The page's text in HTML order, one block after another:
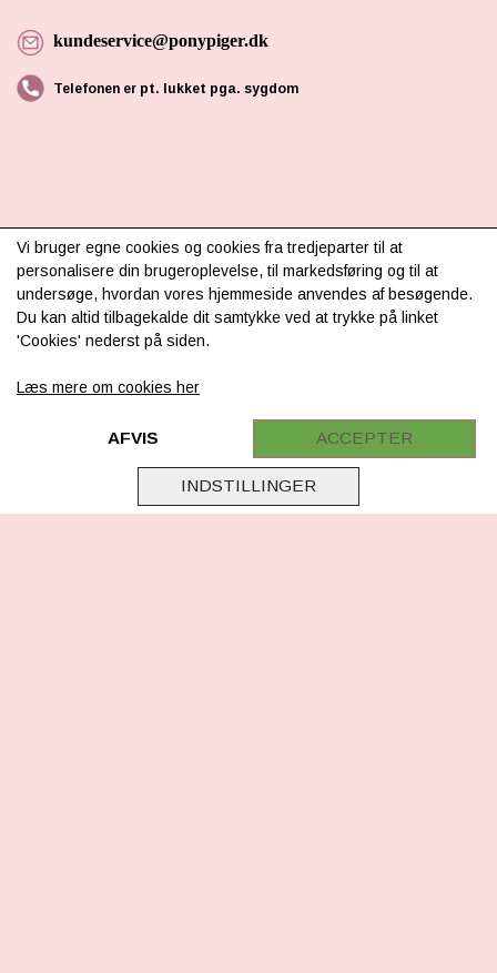
kundeservice@ponypiger.dk
Telefonen er pt. lukket pga. sygdom
INFORMATION
Om os
Levering & betaling
FAQ
Virksomhedsoplysninger
Vi bruger egne cookies og cookies fra tredjeparter til at
personalisere din brugeroplevelse, til markedsføring og til at
undersøge, hvordan vores hjemmeside anvendes af besøgende.
Du kan altid tilbagekalde dit samtykke ved at trykke på linket
'Cookies' nederst på siden.
Læs mere om cookies her
INDSTILLINGER
AFVIS ACCEPTER